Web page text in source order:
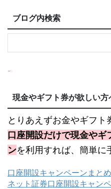
ブログ内検索
現金やギフト券が欲しい方
とりあえずお金やギフト
口座開設だけで現金や
ンを利用すれば、簡単に
口座開設キャンペーンまとめ
ネット証券口座開設キャン